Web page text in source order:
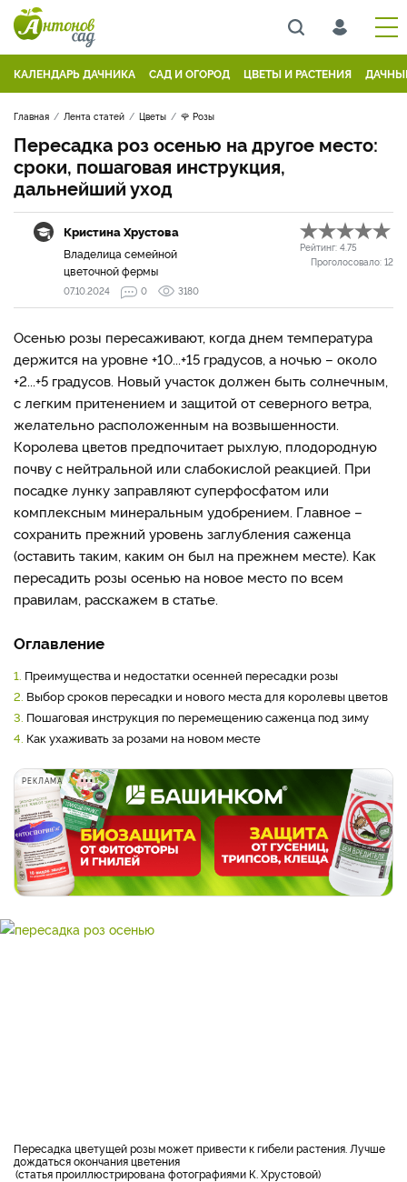
КАЛЕНДАРЬ ДАЧНИКА САД И ОГОРОД ЦВЕТЫ И РАСТЕНИЯ
Главная Лента статей Цветы 🌹 Розы
Пересадка роз осенью на другое место:
сроки, пошаговая инструкция,
дальнейший уход
Кристина Хрустова
Владелица семейной
цветочной фермы
Рейтинг: 4.75
Проголосовало: 12
07.10.2024 0 3180
Осенью розы пересаживают, когда днем температура
держится на уровне +10...+15 градусов, а ночью – около
+2...+5 градусов. Новый участок должен быть солнечным,
с легким притенением и защитой от северного ветра,
желательно расположенным на возвышенности.
Королева цветов предпочитает рыхлую, плодородную
почву с нейтральной или слабокислой реакцией. При
посадке лунку заправляют суперфосфатом или
комплексным минеральным удобрением. Главное –
сохранить прежний уровень заглубления саженца
(оставить таким, каким он был на прежнем месте). Как
пересадить розы осенью на новое место по всем
правилам, расскажем в статье.
Оглавление
1. Преимущества и недостатки осенней пересадки розы
2. Выбор сроков пересадки и нового места для королевы цветов
3. Пошаговая инструкция по перемещению саженца под зиму
4. Как ухаживать за розами на новом месте
РЕКЛАМА
Пересадка цветущей розы может привести к гибели растения. Лучше
дождаться окончания цветения
статья проиллюстрирована фотографиями К. Хрустовой